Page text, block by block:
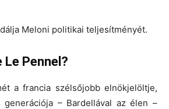
Meloni politikai teljesítményét.
Le Pennel?
a francia szélsőjobb elnökjelöltje,
– Bardellával az élen –